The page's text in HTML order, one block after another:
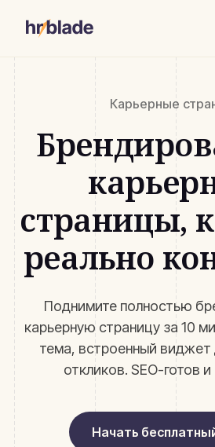
Карьерные
страницы,
реально
Поднимите полностью
карьерную страницу за 10
тема, встроенный
откликов. SEO-готов
Начать